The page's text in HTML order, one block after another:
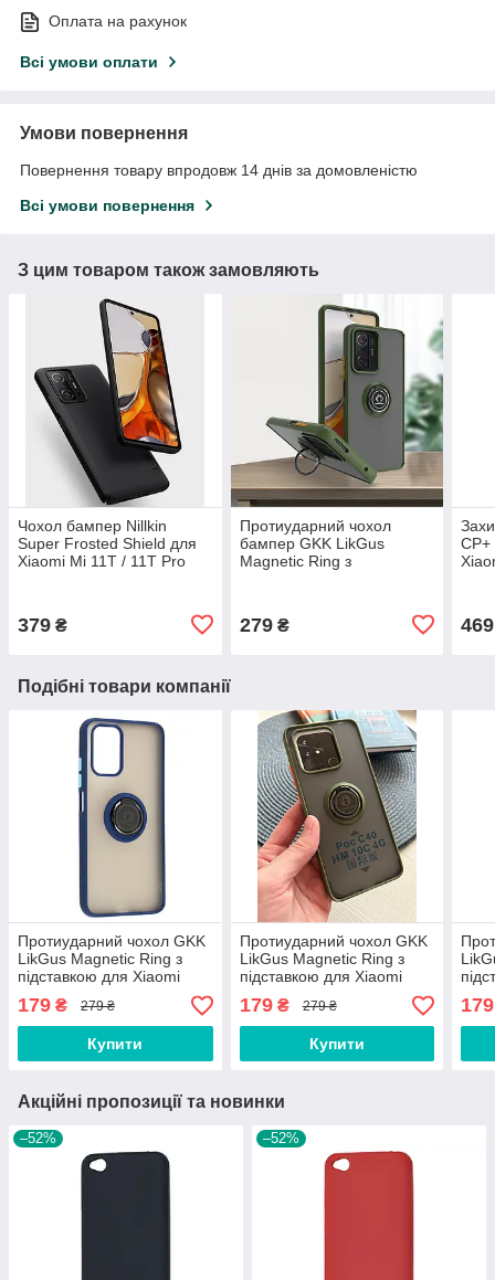
Оплата на рахунок
Всі умови оплати
Умови повернення
Повернення товару впродовж 14 днів за домовленістю
Всі умови повернення
З цим товаром також замовляють
Чохол бампер Nillkin
Super Frosted Shield для
Xiaomi Mi 11T / 11T Pro
379 ₴
Протиударний чохол
бампер GKK LikGus
Magnetic Ring з
279₴
CP+
469
Подібні товари компанії
Протиударний чохол GKK
LikGus Magnetic Ring з
підставкою для Xiaomi
Redmi Note 10 Pro / Note
10 Pro Max Blue
179 ₴ 279 ₴
Купити
Протиударний чохол GKK
LikGus Magnetic Ring з
підставкою для Xiaomi
Redmi 10C / Poco C40
Olive
179₴ 279 ₴
Купити
179
Акційні пропозиції та новинки
–52% –52%